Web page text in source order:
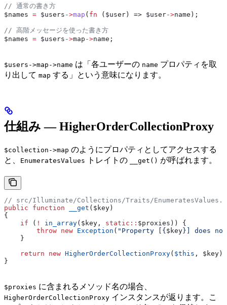
// 通常の書き方
$names = $users ->map ( fn ( $user ) => $user->name );
// 高階メッセージを使った書き方
$names = $users ->map ->name ;
$users->map->name は「各ユーザーの name プロパティを取
り出して map する」という意味になります。
仕組み — HigherOrderCollectionProxy
$collection->map のようにプロパティとしてアクセスする
と、
EnumeratesValues トレイトの __get() が呼ばれます。
// src/Illuminate/Collections/Traits/
public function __get ( $key )
{
    if
( ! in_array( $key , static :: $proxies )) {
        throw
new Exception ( "Property [{ $key}] does
    }
    return
new HigherOrderCollectionProxy( $this , $key );
}
$proxies に含まれるメソッド名の場合、
HigherOrderCollectionProxy インスタンスが返ります。こ